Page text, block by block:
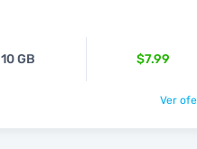
10 GB $7.99
Ver